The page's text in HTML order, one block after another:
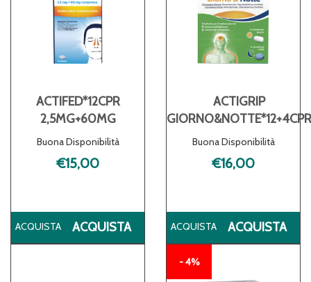
ACTIFED*12CPR
2,5MG+60MG
Buona Disponibilità
€15,00
ACQUISTA
ACQUISTA ACTIFED*12CPR
ACTIGRIP
GIORNO&NOTTE*12+4CPR
Buona Disponibilità
€16,00
ACQUISTA
4%